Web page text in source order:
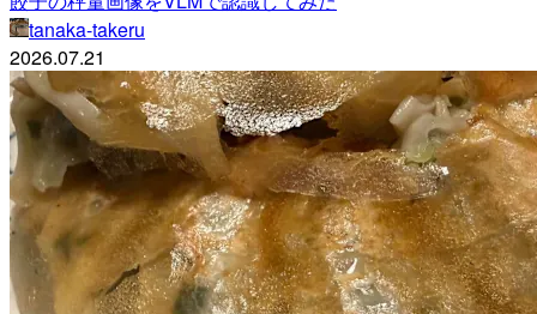
tanaka-takeru
2026.07.21